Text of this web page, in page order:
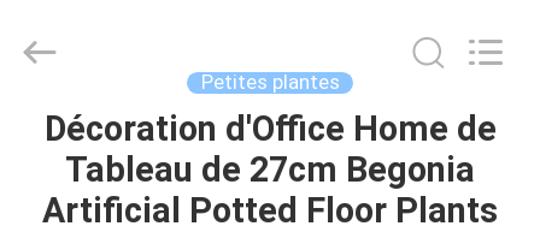
MAISON
PRODUITS
Crafts
Factory.
Developed
Petites plantes
Décoration d'Office Home de
Tableau de 27cm Begonia
Artificial Potted Floor Plants